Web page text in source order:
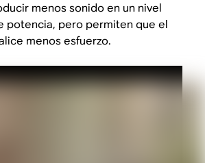
menos sonido en un nivel
potencia, pero permiten que el
menos esfuerzo.